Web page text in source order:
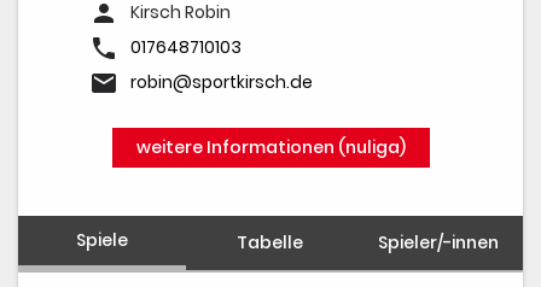
person Kirsch Robin
phone 017648710103
email robin@sportkirsch.de
weitere Informationen (nuliga)
Spiele Tabelle Spieler/-innen